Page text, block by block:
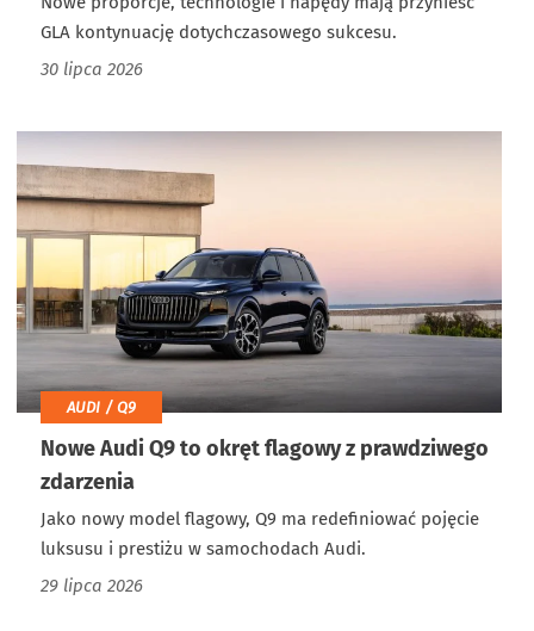
GLA kontynuację dotychczasowego sukcesu.
30 lipca 2026
AUDI / Q9
Nowe Audi Q9 to okręt flagowy z prawdziwego
zdarzenia
Jako nowy model flagowy, Q9 ma redefiniować pojęcie
luksusu i prestiżu w samochodach Audi.
29 lipca 2026